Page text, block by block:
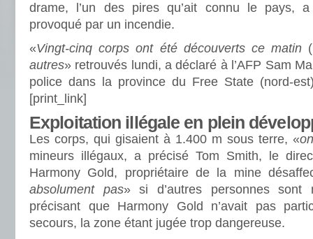
drame, l’un des pires qu’ait connu le pays, a
provoqué par un incendie.
«Vingt-cinq corps ont été découverts ce matin
autres» retrouvés lundi, a déclaré à l’AFP Sam
police dans la province du Free State (nord-
[print_link]
Exploitation illégale en plein
Les corps, qui gisaient à 1.400 m sous terre, «
mineurs illégaux, a précisé Tom Smith, le
Harmony Gold, propriétaire de la mine
absolument pas» si d’autres personnes sont
précisant que Harmony Gold n’avait pas
secours, la zone étant jugée trop dangereuse.